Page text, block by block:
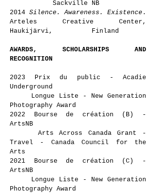
Sackville NB
2014 Silence. Awareness. Existence .
Arteles Creative Center,
Haukijärvi, Finland
AWARDS, SCHOLARSHIPS AND
RECOGNITION
2023 Prix du public - Acadie
Underground
Longue Liste - New Generation
Photography Award
2022 Bourse de création (B) -
ArtsNB
Arts Across Canada Grant -
Travel - Canada Council for the
Arts
2021 Bourse de création (C) -
ArtsNB
Longue Liste - New Generation
Photography Award